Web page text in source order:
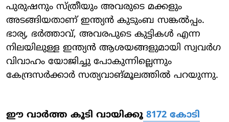
പുരുഷനും സ്ത്രീയും അവരുടെ മക്കളും
അടങ്ങിയതാണ് ഇന്ത്യന്‍ കുടുംബ സങ്കല്‍പ്പം.
ഭാര്യ, ഭര്‍ത്താവ്, അവരപുടെ കുട്ടികള്‍ എന്ന
നിലയിലുള്ള ഇന്ത്യന്‍ ആശയങ്ങളുമായി സ്വവര്‍ഗ
വിവാഹം യോജിച്ചു പോകുന്നില്ലെന്നും
കേന്ദ്രസര്‍ക്കാര്‍ സത്യവാങ്മൂലത്തില്‍ പറയുന്നു.
ഈ വാർത്ത കൂടി വായിക്കൂ 8172 കോടി